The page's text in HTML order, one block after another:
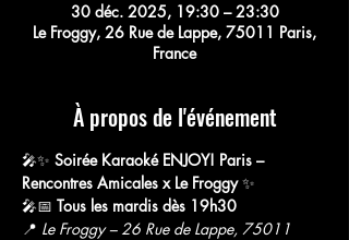
30 déc. 2025, 19:30 – 23:30
Le Froggy, 26 Rue de Lappe, 75011 Paris,
France
À propos de l'événement
🎤✨ Soirée Karaoké ENJOY! Paris –
Rencontres Amicales x Le Froggy ✨
🎤📅 Tous les mardis dès 19h30
📍 Le Froggy – 26 Rue de Lappe, 75011